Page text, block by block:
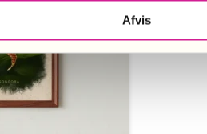
Afvis